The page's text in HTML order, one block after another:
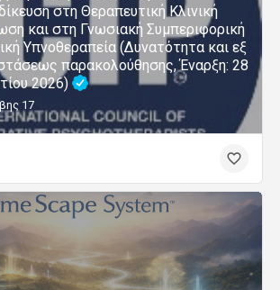
στη Θεραπευτική Κλινική
και στη Γνωσιακή Συμπεριφορική
Υπνοθεραπεία (Δυνατότητα και εξ
παρακολούθησης, Έναρξη: 28
2026)
17